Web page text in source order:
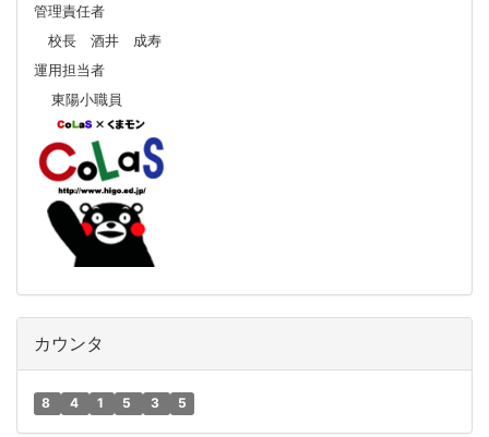
管理責任者
校長 酒井 成寿
運用担当者
東陽小職員
カウンタ
8 4 1 5 3 5